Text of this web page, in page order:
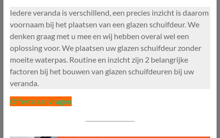
Iedere veranda is verschillend, een precies inzicht is daarom
voornaam bij het plaatsen van een glazen schuifdeur. We
denken graag met u mee en wij hebben overal wel een
oplossing voor. We plaatsen uw glazen schuifdeur zonder
moeite waterpas. Routine en inzicht zijn 2 belangrijke
factoren bij het bouwen van glazen schuifdeuren bij uw
veranda.
Offerte aanvragen